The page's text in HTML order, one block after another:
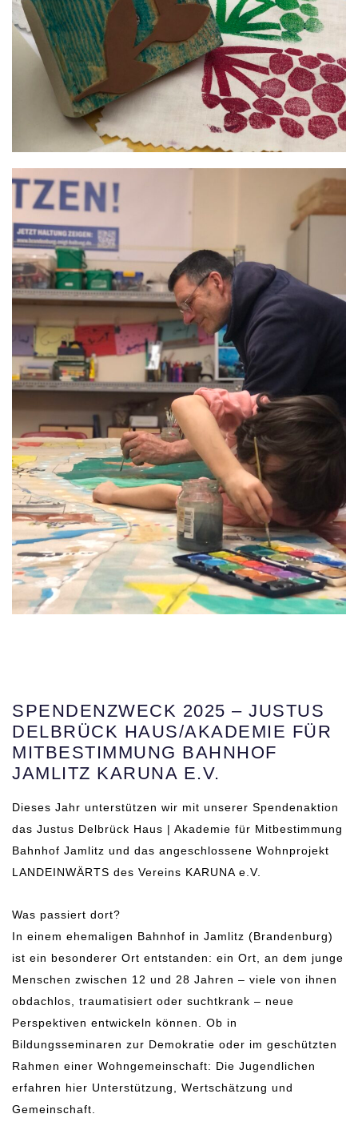
SPENDENZWECK 2025 – JUSTUS
DELBRÜCK HAUS/AKADEMIE FÜR
MITBESTIMMUNG BAHNHOF
JAMLITZ KARUNA E.V.
Dieses Jahr unterstützen wir mit unserer Spendenaktion
das Justus Delbrück Haus | Akademie für Mitbestimmung
Bahnhof Jamlitz und das angeschlossene Wohnprojekt
LANDEINWÄRTS des Vereins KARUNA e.V.
Was passiert dort?
In einem ehemaligen Bahnhof in Jamlitz (Brandenburg)
ist ein besonderer Ort entstanden: ein Ort, an dem junge
Menschen zwischen 12 und 28 Jahren – viele von ihnen
obdachlos, traumatisiert oder suchtkrank – neue
Perspektiven entwickeln können. Ob in
Bildungsseminaren zur Demokratie oder im geschützten
Rahmen einer Wohngemeinschaft: Die Jugendlichen
erfahren hier Unterstützung, Wertschätzung und
Gemeinschaft.